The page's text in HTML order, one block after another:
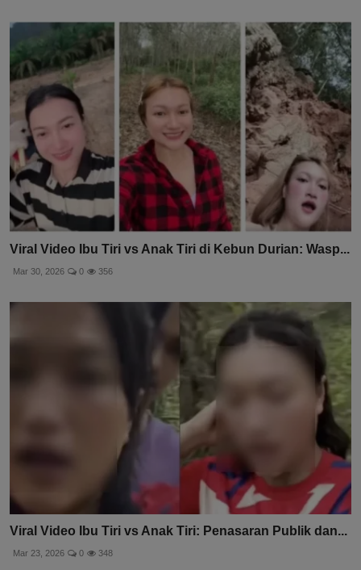
Viral Video Ibu Tiri vs Anak Tiri di Kebun Durian: Wasp...
Mar 30, 2026 0 356
Viral Video Ibu Tiri vs Anak Tiri: Penasaran Publik dan...
Mar 23, 2026 0 348